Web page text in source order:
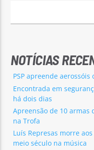
NOTÍCIAS
PSP apreende
Encontrada em
há dois dias
Apreensão de 10 armas
na Trofa
Luís Represas morre
meio século na música